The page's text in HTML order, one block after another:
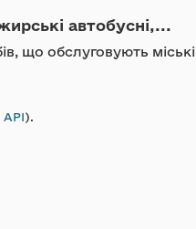
автобусні,...
що обслуговують міські
API).